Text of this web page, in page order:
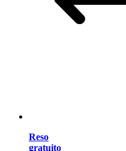
Reso
gratuito